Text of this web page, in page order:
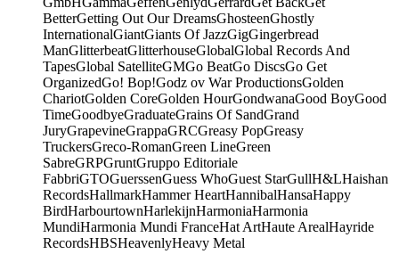
BetterGetting Out Our DreamsGhosteenGhostly
InternationalGiantGiants Of JazzGigGingerbread
ManGlitterbeatGlitterhouseGlobalGlobal Records And
TapesGlobal SatelliteGMGo BeatGo DiscsGo Get
OrganizedGo! Bop!Godz ov War ProductionsGolden
ChariotGolden CoreGolden HourGondwanaGood BoyGood
TimeGoodbyeGraduateGrains Of SandGrand
JuryGrapevineGrappaGRCGreasy PopGreasy
TruckersGreco-RomanGreen LineGreen
SabreGRPGruntGruppo Editoriale
FabbriGTOGuerssenGuess WhoGuest StarGullH&LHaishan
RecordsHallmarkHammer HeartHannibalHansaHappy
BirdHarbourtownHarlekijnHarmoniaHarmonia
MundiHarmonia Mundi FranceHat ArtHaute ArealHayride
RecordsHBSHeavenlyHeavy Metal